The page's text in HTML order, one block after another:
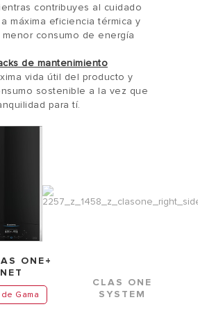
contribuyes al cuidado
máxima eficiencia térmica y
consumo de energía
de mantenimiento
vida útil del producto y
sostenible a la vez que
para tí.
ONE+
NET
Gama
CLAS ONE
SYSTEM